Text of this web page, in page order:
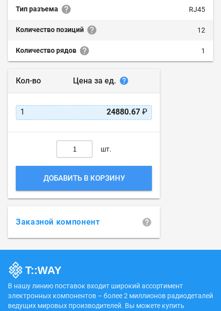
Тип разъема RJ45
Количество позиций 12
Количество рядов 1
Кол-во Цена за ед.
1 24880.67 ₽
шт.
ДОБАВИТЬ В КОРЗИНУ
Заказной компонент
В нашу линию поставок входит широкий ассортимент
электронных компонентов – более 2 миллионов радиодеталей
ведущих мировых производителей. Вы можете купить